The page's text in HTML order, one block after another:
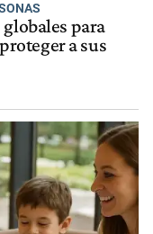
globales para
a sus